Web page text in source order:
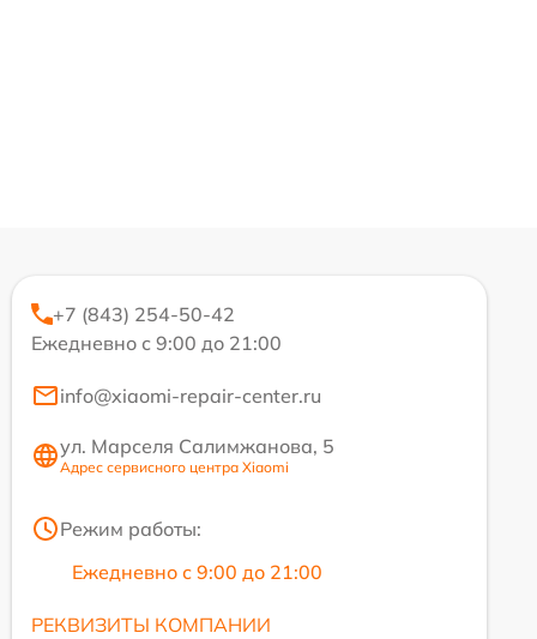
+7 (843) 254-50-42
Ежедневно с 9:00 до 21:00
info@xiaomi-repair-center.ru
ул. Марселя Салимжанова, 5
Адрес сервисного центра Xiaomi
Режим работы:
Ежедневно с 9:00 до 21:00
РЕКВИЗИТЫ КОМПАНИИ